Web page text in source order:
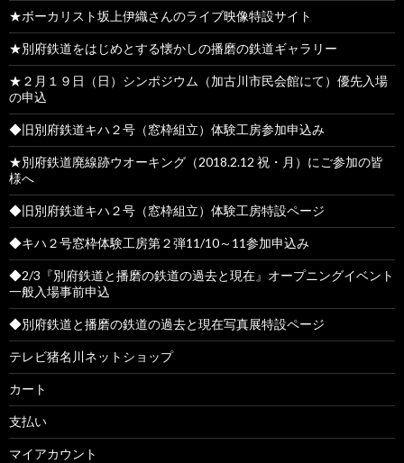
★ボーカリスト坂上伊織さんのライブ映像特設サイト
★別府鉄道をはじめとする懐かしの播磨の鉄道ギャラリー
★２月１９日（日）シンポジウム（加古川市民会館にて）優先入場
の申込
◆旧別府鉄道キハ２号（窓枠組立）体験工房参加申込み
★別府鉄道廃線跡ウオーキング（2018.2.12 祝・月）にご参加の皆
様へ
◆旧別府鉄道キハ２号（窓枠組立）体験工房特設ページ
◆キハ２号窓枠体験工房第２弾11/10～11参加申込み
◆2/3『別府鉄道と播磨の鉄道の過去と現在』オープニングイベント
一般入場事前申込
◆別府鉄道と播磨の鉄道の過去と現在写真展特設ページ
テレビ猪名川ネットショップ
カート
支払い
マイアカウント